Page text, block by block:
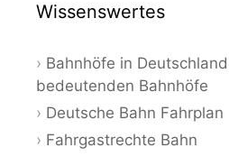
Wissenswertes
Bahnhöfe in
bedeutenden Bahnhöfe
Deutsche Bahn Fahrplan
Fahrgastrechte Bahn